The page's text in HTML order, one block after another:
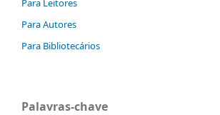
Para Autores
Para Bibliotecários
Palavras-chave